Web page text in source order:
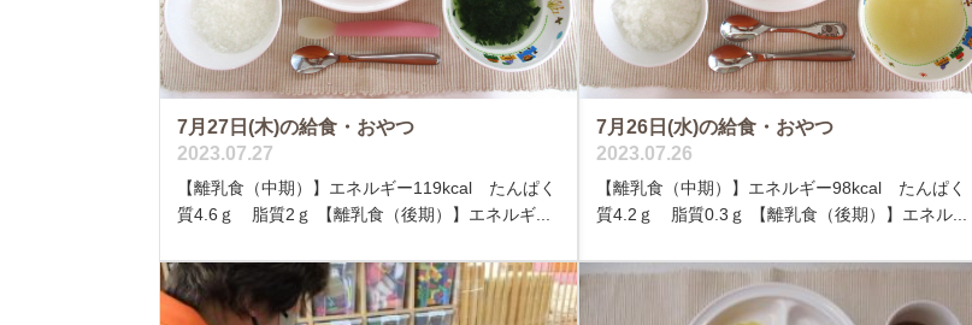
7月27日(木)の給食・おやつ
2023.07.27
【離乳食（中期）】エネルギー119kcal たんぱく
質4.6ｇ 脂質2ｇ 【離乳食（後期）】エネルギ...
7月26日(水)の給食・おやつ
2023.07.26
【離乳食（中期）】エネルギー98kcal たんぱく
質4.2ｇ 脂質0.3ｇ 【離乳食（後期）】エネル...